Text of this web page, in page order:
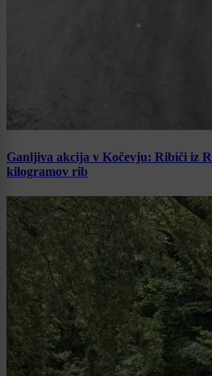
Ganljiva akcija v Kočevju: Ribiči iz
kilogramov rib